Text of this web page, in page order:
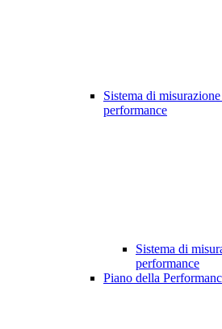
Sistema di
performance
Sistema di
performance
Piano della